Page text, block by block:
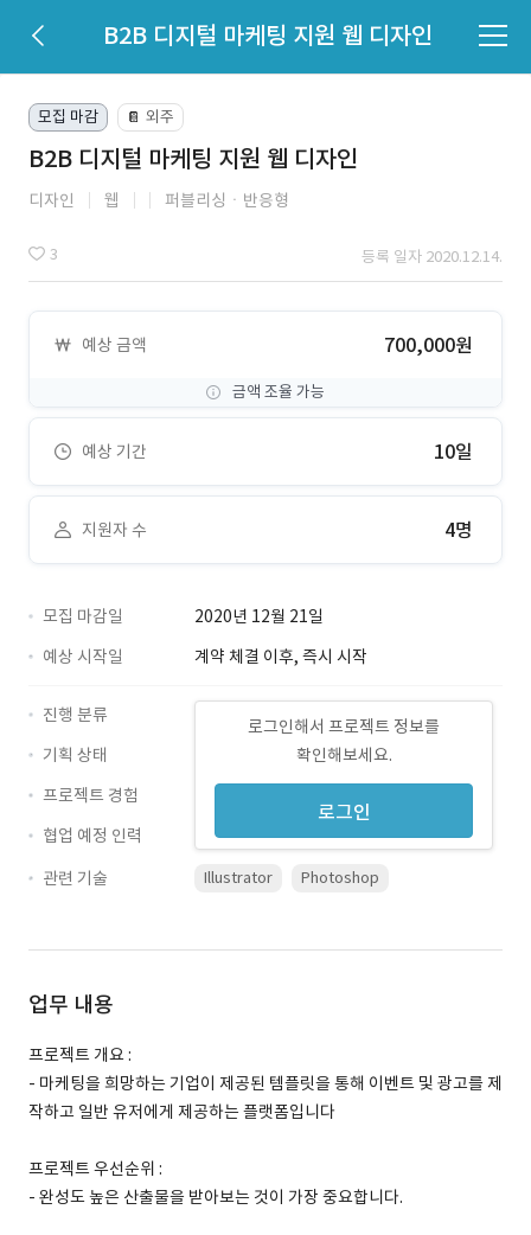
B2B 디지털 마케팅 지원 웹 디자인
모집 마감 📔 외주
B2B 디지털 마케팅 지원 웹 디자인
디자인 웹 퍼블리싱ㆍ반응형
3 등록 일자 2020.12.14.
예상 금액 700,000원
금액 조율 가능
예상 기간 10일
지원자 수 4명
모집 마감일
2020년 12월 21일
예상 시작일
계약 체결 이후, 즉시 시작
로그인해서 프로젝트 정보를
확인해보세요.
로그인
진행 분류
기획 상태
프로젝트 경험
협업 예정 인력
관련 기술
Illustrator Photoshop
업무 내용
프로젝트 개요 :
- 마케팅을 희망하는 기업이 제공된 템플릿을 통해 이벤트 및 광고를 제
작하고 일반 유저에게 제공하는 플랫폼입니다
프로젝트 우선순위 :
- 완성도 높은 산출물을 받아보는 것이 가장 중요합니다.